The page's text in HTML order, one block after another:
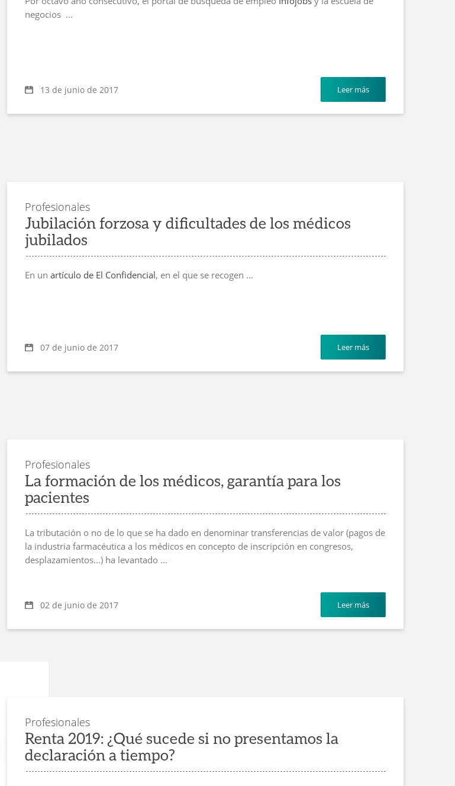
negocios ...
13 de junio de 2017 Leer más
Profesionales
Jubilación forzosa y dificultades de los médicos
jubilados
En un artículo de El Confidencial, en el que se recogen ...
07 de junio de 2017 Leer más
Profesionales
La formación de los médicos, garantía para los
pacientes
La tributación o no de lo que se ha dado en denominar transferencias de valor (pagos de
la industria farmacéutica a los médicos en concepto de inscripción en congresos,
desplazamientos...) ha levantado ...
02 de junio de 2017 Leer más
Profesionales
Renta 2019: ¿Qué sucede si no presentamos la
declaración a tiempo?